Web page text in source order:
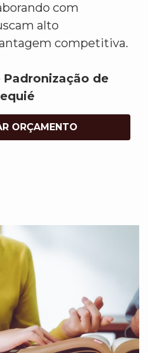
com
alto
competitiva.
Padronização de
ORÇAMENTO